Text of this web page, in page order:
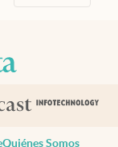
pestaña
nueva pestaña
en nueva pestaña
Quiénes Somos